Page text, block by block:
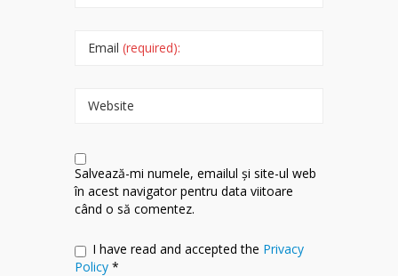
Email (required):
Website
Salvează-mi numele, emailul și site-ul web
în acest navigator pentru data viitoare
când o să comentez.
I have read and accepted the Privacy
Policy *